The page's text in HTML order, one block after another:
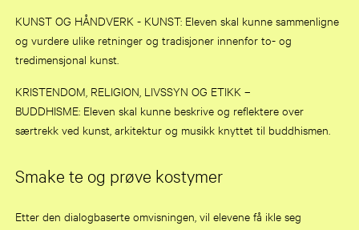
KUNST OG HÅNDVERK - KUNST: Eleven skal kunne sammenligne
og vurdere ulike retninger og tradisjoner innenfor to- og
tredimensjonal kunst.
KRISTENDOM, RELIGION, LIVSSYN OG ETIKK –
BUDDHISME: Eleven skal kunne beskrive og reflektere over
særtrekk ved kunst, arkitektur og musikk knyttet til buddhismen.
​Smake te og prøve kostymer
Etter den dialogbaserte omvisningen, vil elevene få ikle seg